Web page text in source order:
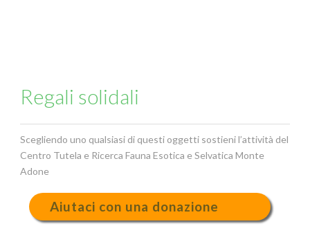
Regali solidali
Scegliendo uno qualsiasi di questi oggetti sostieni l’attività del
Centro Tutela e Ricerca Fauna Esotica e Selvatica Monte
Adone
Aiutaci con una donazione